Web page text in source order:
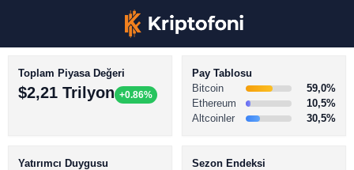
BİTCOİN HABERLERİ
Toplam Piyasa Değeri
$2,21 Trilyon +0.86%
Pay Tablosu
Bitcoin
59,0%
Ethereum
10,5%
Altcoinler
30,5%
Yatırımcı Duygusu
Sezon Endeksi